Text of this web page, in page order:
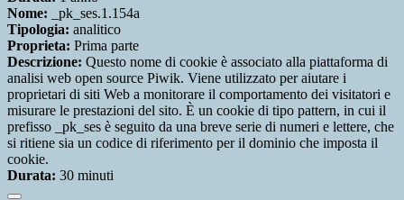
Nome: _pk_ses.1.154a
Tipologia: analitico
Proprieta: Prima parte
Descrizione: Questo nome di cookie è associato alla piattaforma di
analisi web open source Piwik. Viene utilizzato per aiutare i
proprietari di siti Web a monitorare il comportamento dei visitatori e
misurare le prestazioni del sito. È un cookie di tipo pattern, in cui il
prefisso _pk_ses è seguito da una breve serie di numeri e lettere, che
si ritiene sia un codice di riferimento per il dominio che imposta il
cookie.
Durata: 30 minuti